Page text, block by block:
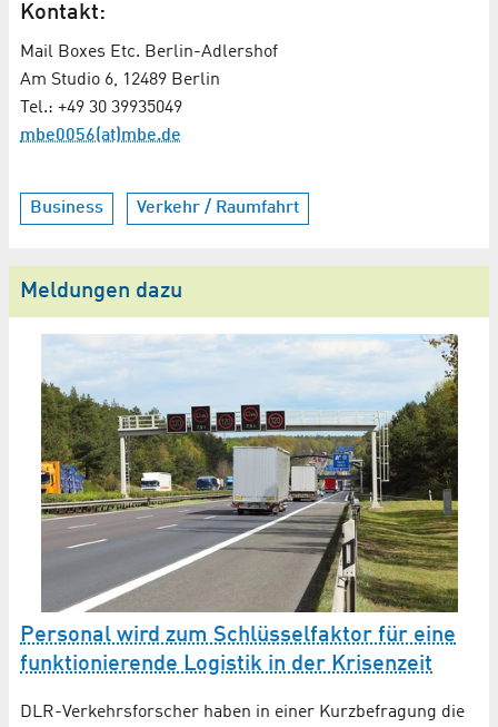
Kontakt:
Mail Boxes Etc. Berlin-Adlershof
Am Studio 6, 12489 Berlin
Tel.: +49 30 39935049
mbe0056(at)mbe.de
Business Verkehr / Raumfahrt
Meldungen dazu
Personal wird zum Schlüsselfaktor für eine
funktionierende Logistik in der Krisenzeit
DLR-Verkehrsforscher haben in einer Kurzbefragung die